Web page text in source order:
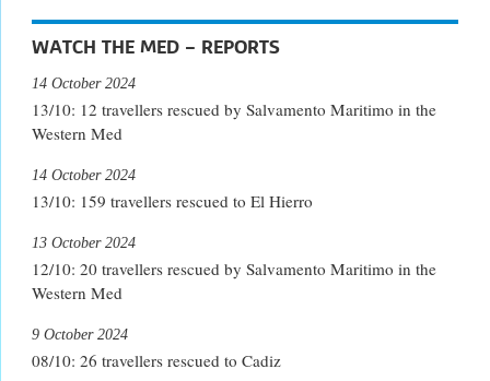
WATCH THE MED – REPORTS
13/10: 12 travellers rescued by Salvamento Maritimo in the
Western Med
14 October 2024
13/10: 159 travellers rescued to El Hierro
14 October 2024
12/10: 20 travellers rescued by Salvamento Maritimo in the
Western Med
13 October 2024
08/10: 26 travellers rescued to Cadiz
9 October 2024